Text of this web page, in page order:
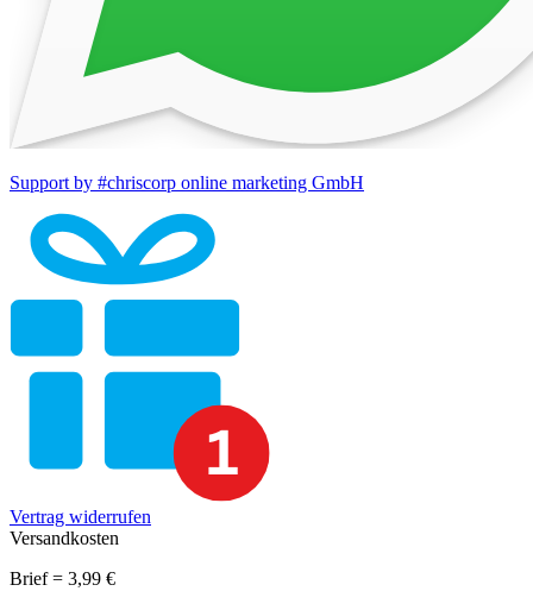
Support by #chriscorp online marketing GmbH
Vertrag widerrufen
Versandkosten
Brief = 3,99 €